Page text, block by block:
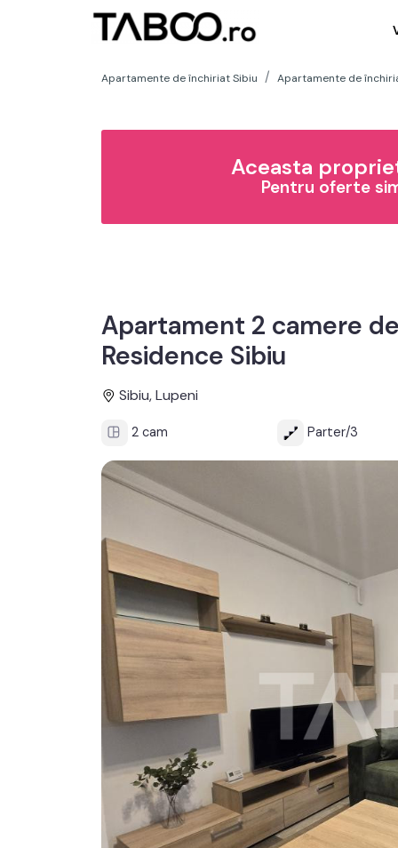
Apartamente de închiriat Sibiu Apartamente de
Aceasta
Pentru oferte
Apartament 2 camere
Residence Sibiu
Sibiu, Lupeni
2 cam Parter/3